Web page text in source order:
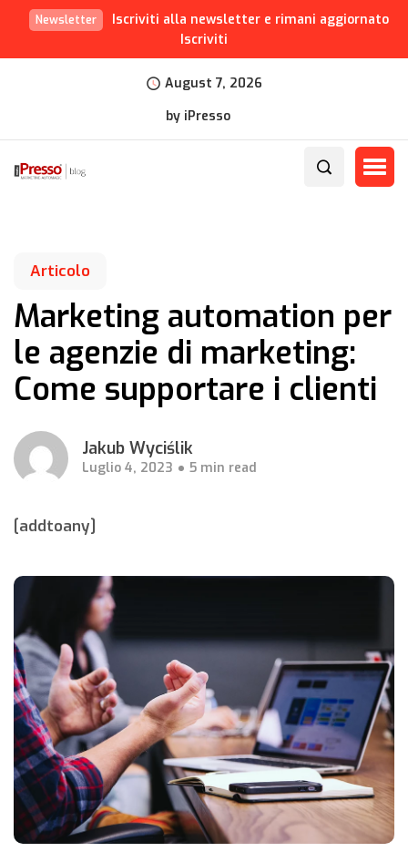
Newsletter
Iscriviti alla newsletter e rimani aggiornato
Iscriviti
August 7, 2026
by iPresso
Articolo
Marketing automation per
le agenzie di marketing:
Come supportare i clienti
Jakub Wyciślik
Luglio 4, 2023 5 min read
[addtoany]